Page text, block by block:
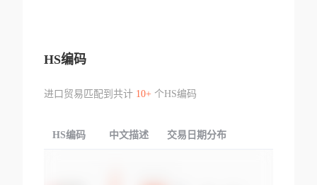
HS编码
进口贸易匹配到共计 10+个HS编码
HS编码 中文描述 交易日期分布